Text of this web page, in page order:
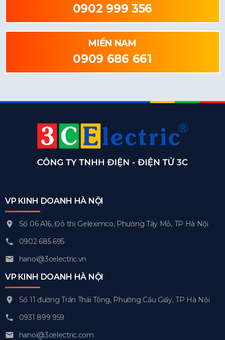
0902 999 356
MIỀN NAM
0909 686 661
VP KINH DOANH HÀ NỘI
Số 06 A16, Đô thị Geleximco, Phường Tây Mỗ, TP Hà Nội
0902 685 695
hanoi@3celectric.vn
VP KINH DOANH HÀ NỘI
Số 11 đường Trần Thái Tông, Phường Cầu Giấy, TP Hà Nội
0931 899 959
hanoi@3celectric.com